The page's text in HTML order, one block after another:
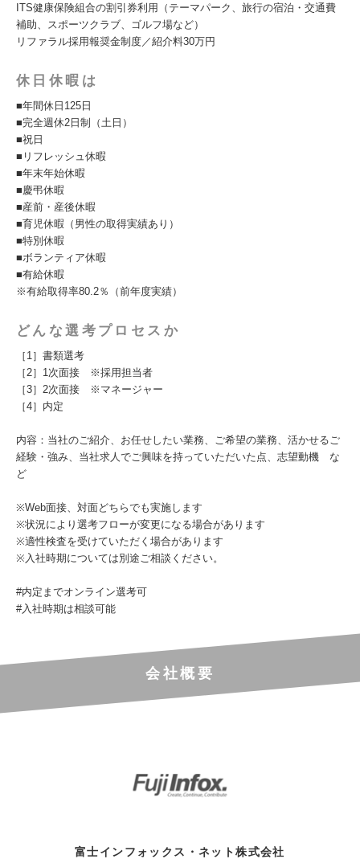
ITS健康保険組合の割引券利用（テーマパーク、旅行の宿泊・交通費
補助、スポーツクラブ、ゴルフ場など）
リファラル採用報奨金制度／紹介料30万円
休日休暇は
■年間休日125日
■完全週休2日制（土日）
■祝日
■リフレッシュ休暇
■年末年始休暇
■慶弔休暇
■産前・産後休暇
■育児休暇（男性の取得実績あり）
■特別休暇
■ボランティア休暇
■有給休暇
※有給取得率80.2％（前年度実績）
どんな選考プロセスか
［1］書類選考
［2］1次面接 ※採用担当者
［3］2次面接 ※マネージャー
［4］内定
内容：当社のご紹介、お任せしたい業務、ご希望の業務、活かせるご
経験・強み、当社求人でご興味を持っていただいた点、志望動機 な
ど
※Web面接、対面どちらでも実施します
※状況により選考フローが変更になる場合があります
※適性検査を受けていただく場合があります
※入社時期については別途ご相談ください。
#内定までオンライン選考可
#入社時期は相談可能
会社概要
富士インフォックス・ネット株式会社